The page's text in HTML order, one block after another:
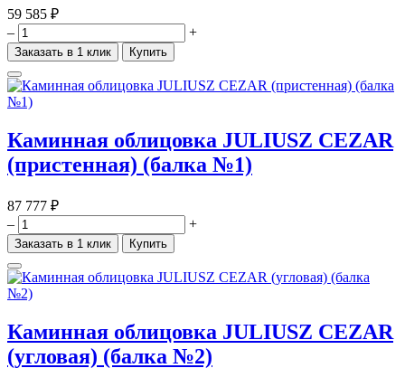
59 585 ₽
–
+
Заказать в 1 клик Купить
Каминная облицовка JULIUSZ CEZAR
(пристенная) (балка №1)
87 777 ₽
–
+
Заказать в 1 клик Купить
Каминная облицовка JULIUSZ CEZAR
(угловая) (балка №2)